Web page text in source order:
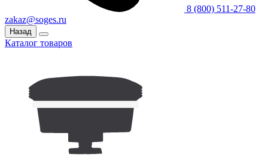
8 (800) 511-27-80
zakaz@soges.ru
Назад
Каталог товаров